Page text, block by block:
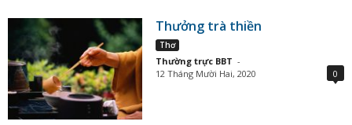
Thưởng trà thiền
Thơ
Thường trực BBT -
12 Tháng Mười Hai, 2020
0